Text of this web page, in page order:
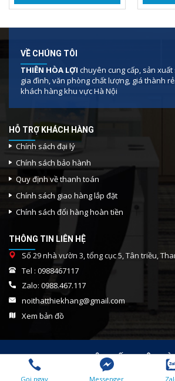
Ghế Sofa Nỉ Văng
VỀ CHÚNG TÔI
THIÊN HÒA LỢI chuyên cung cấp, sản
gia đình, văn phòng chất lượng, giá thành
khách hàng khu vực Hà Nội
HỖ TRỢ KHÁCH HÀNG
Chính sách đại lý
Chính sách bảo hành
Quy định về thanh toán
Chính sách giao hàng lắp đặt
Chính sách đổi hàng hoàn tiền
THÔNG TIN LIÊN HỆ
Số 29 nhà vườn 3, tổng cục 5, Tân triều,
Tel : 0988467117
Zalo: 0988.467.117
noithatthiekhang@gmail.com
Xem bản đồ
Copyright 2026 ©NỘI THẤT THIÊN
reserved 2010-2022.
Gọi ngay Messenger